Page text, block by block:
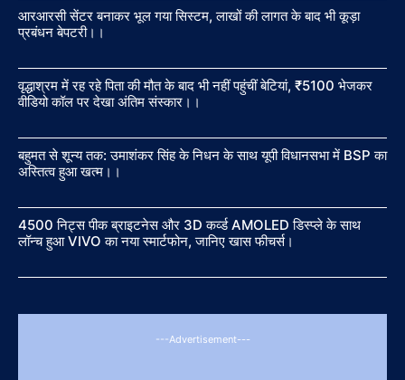
आरआरसी सेंटर बनाकर भूल गया सिस्टम, लाखों की लागत के बाद भी कूड़ा
प्रबंधन बेपटरी।।
वृद्धाश्रम में रह रहे पिता की मौत के बाद भी नहीं पहुंचीं बेटियां, ₹5100 भेजकर
वीडियो कॉल पर देखा अंतिम संस्कार।।
बहुमत से शून्य तक: उमाशंकर सिंह के निधन के साथ यूपी विधानसभा में BSP का
अस्तित्व हुआ खत्म।।
4500 निट्स पीक ब्राइटनेस और 3D कर्व्ड AMOLED डिस्प्ले के साथ
लॉन्च हुआ VIVO का नया स्मार्टफोन, जानिए खास फीचर्स।
---Advertisement---